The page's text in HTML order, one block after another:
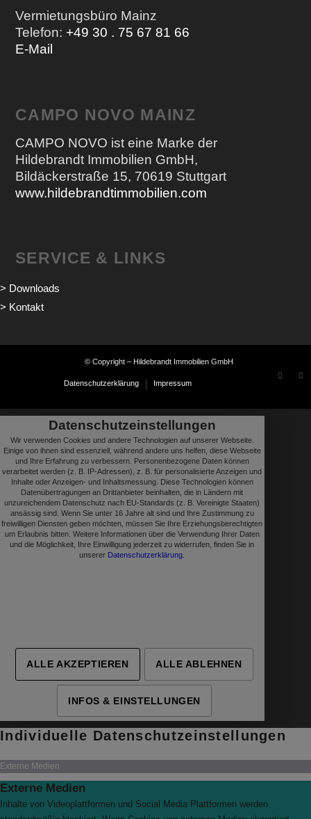
Vermietungsbüro Mainz
Telefon: +49 30 . 75 67 81 66
E-Mail
CAMPO NOVO MAINZ
CAMPO NOVO ist eine Marke der
Hildebrandt Immobilien GmbH,
Bildäckerstraße 15, 70619 Stuttgart
www.hildebrandtimmobilien.com
SERVICE & LINKS
> Downloads
> Kontakt
© Copyright – Hildebrandt Immobilien GmbH
Datenschutzerklärung Impressum
Datenschutzeinstellungen
Wir verwenden Cookies und andere Technologien auf unserer Webseite.
Einige von ihnen sind essenziell, während andere uns helfen, diese Webseite
und Ihre Erfahrung zu verbessern. Personenbezogene Daten können
verarbeitet werden (z. B. IP-Adressen), z. B. für personalisierte Anzeigen und
Inhalte oder Anzeigen- und Inhaltsmessung. Diese Technologien können
Datenübertragungen an Drittanbieter beinhalten, die in Ländern mit
unzureichendem Datenschutz nach EU-Standards (z. B. Vereinigte Staaten)
ansässig sind. Wenn Sie unter 16 Jahre alt sind und Ihre Zustimmung zu
freiwilligen Diensten geben möchten, müssen Sie Ihre Erziehungsberechtigten
um Erlaubnis bitten. Weitere Informationen über die Verwendung Ihrer Daten
und die Möglichkeit, Ihre Einwilligung jederzeit zu widerrufen, finden Sie in
unserer Datenschutzerklärung
ALLE AKZEPTIEREN ALLE ABLEHNEN
INFOS & EINSTELLUNGEN
Individuelle Datenschutzeinstellungen
Externe Medien
Externe Medien
Inhalte von Videoplattformen und Social Media Plattformen werden